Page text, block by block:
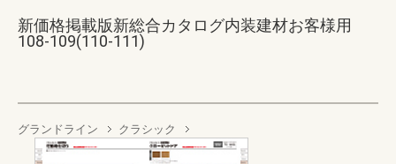
新価格掲載版新総合カタログ内装建材お客様用
108-109(110-111)
グランドライン クラシック